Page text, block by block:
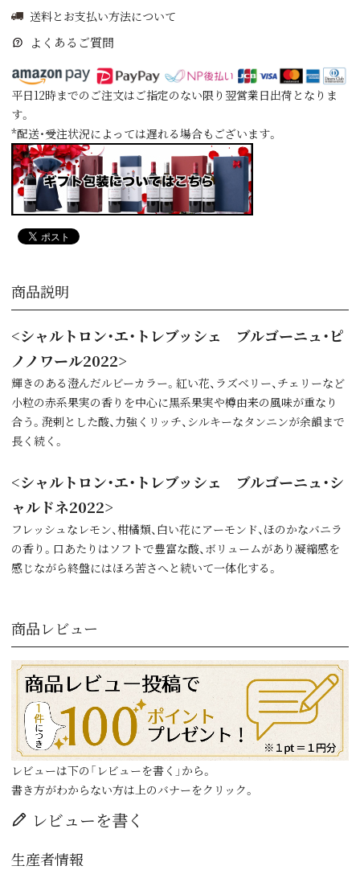
送料とお支払い方法について
よくあるご質問
平日12時までのご注文はご指定のない限り翌営業日出荷となりま
す。
*配送・受注状況によっては遅れる場合もございます。
商品説明
<シャルトロン・エ・トレブッシェ ブルゴーニュ・ピ
ノノワール2022>
輝きのある澄んだルビーカラー。紅い花、ラズベリー、チェリーなど
小粒の赤系果実の香りを中心に黒系果実や樽由来の風味が重なり
合う。溌剌とした酸、力強くリッチ、シルキーなタンニンが余韻まで
長く続く。
<シャルトロン・エ・トレブッシェ ブルゴーニュ・シ
ャルドネ2022>
フレッシュなレモン、柑橘類、白い花にアーモンド、ほのかなバニラ
の香り。口あたりはソフトで豊富な酸、ボリュームがあり凝縮感を
感じながら終盤にはほろ苦さへと続いて一体化する。
商品レビュー
レビューは下の「レビューを書く」から。
書き方がわからない方は上のバナーをクリック。
レビューを書く
生産者情報